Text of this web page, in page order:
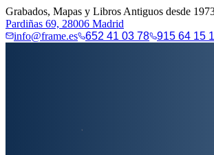
Grabados, Mapas y Libros Antiguos desde
Pardiñas 69, 28006 Madrid
info@frame.es
652 41 03 78 915 64 15